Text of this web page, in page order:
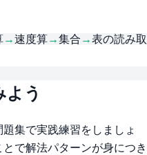
→速度算→集合 →表の読み取
よう
集で実践練習をしましょ
で解法パターンが身につき